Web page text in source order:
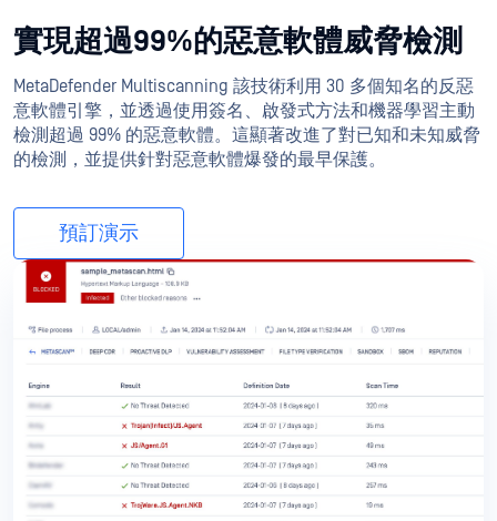
實現超過99%的惡意軟體威脅檢測
MetaDefender Multiscanning 該技術利用 30 多個知名的反惡
意軟體引擎，並透過使用簽名、啟發式方法和機器學習主動
檢測超過 99% 的惡意軟體。這顯著改進了對已知和未知威脅
的檢測，並提供針對惡意軟體爆發的最早保護。
預訂演示